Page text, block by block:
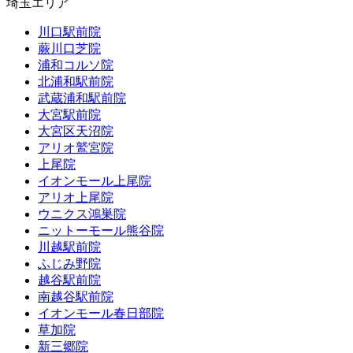
川口駅前院
蕨川口芝院
浦和コルソ院
北浦和駅前院
武蔵浦和駅前院
大宮駅前院
大宮区天沼院
アリオ鷲宮院
上尾院
イオンモール上尾院
アリオ上尾院
ウニクス鴻巣院
ニットーモール熊谷院
川越駅前院
ふじみ野院
越谷駅前院
南越谷駅前院
イオンモール春日部院
草加院
新三郷院